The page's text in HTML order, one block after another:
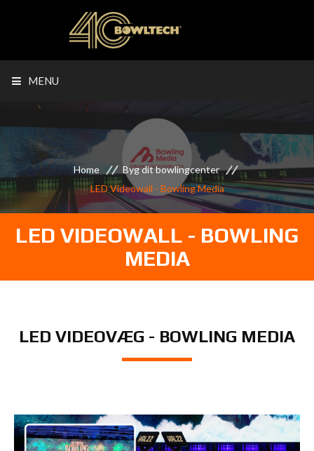
MENU
Home
Byg dit bowlingcenter
LED Videowall - Bowling Media
LED VIDEOWALL - BOWLING
MEDIA
LED VIDEOVÆG - BOWLING MEDIA